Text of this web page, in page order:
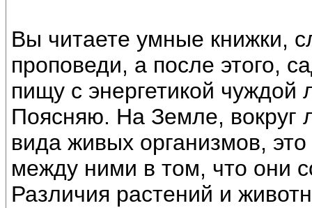
Вы читаете умные книжки,
проповеди, а после этого,
пищу с энергетикой чуждой
Поясняю. На Земле, вокруг
вида живых организмов,
между ними в том, что они
Различия растений и